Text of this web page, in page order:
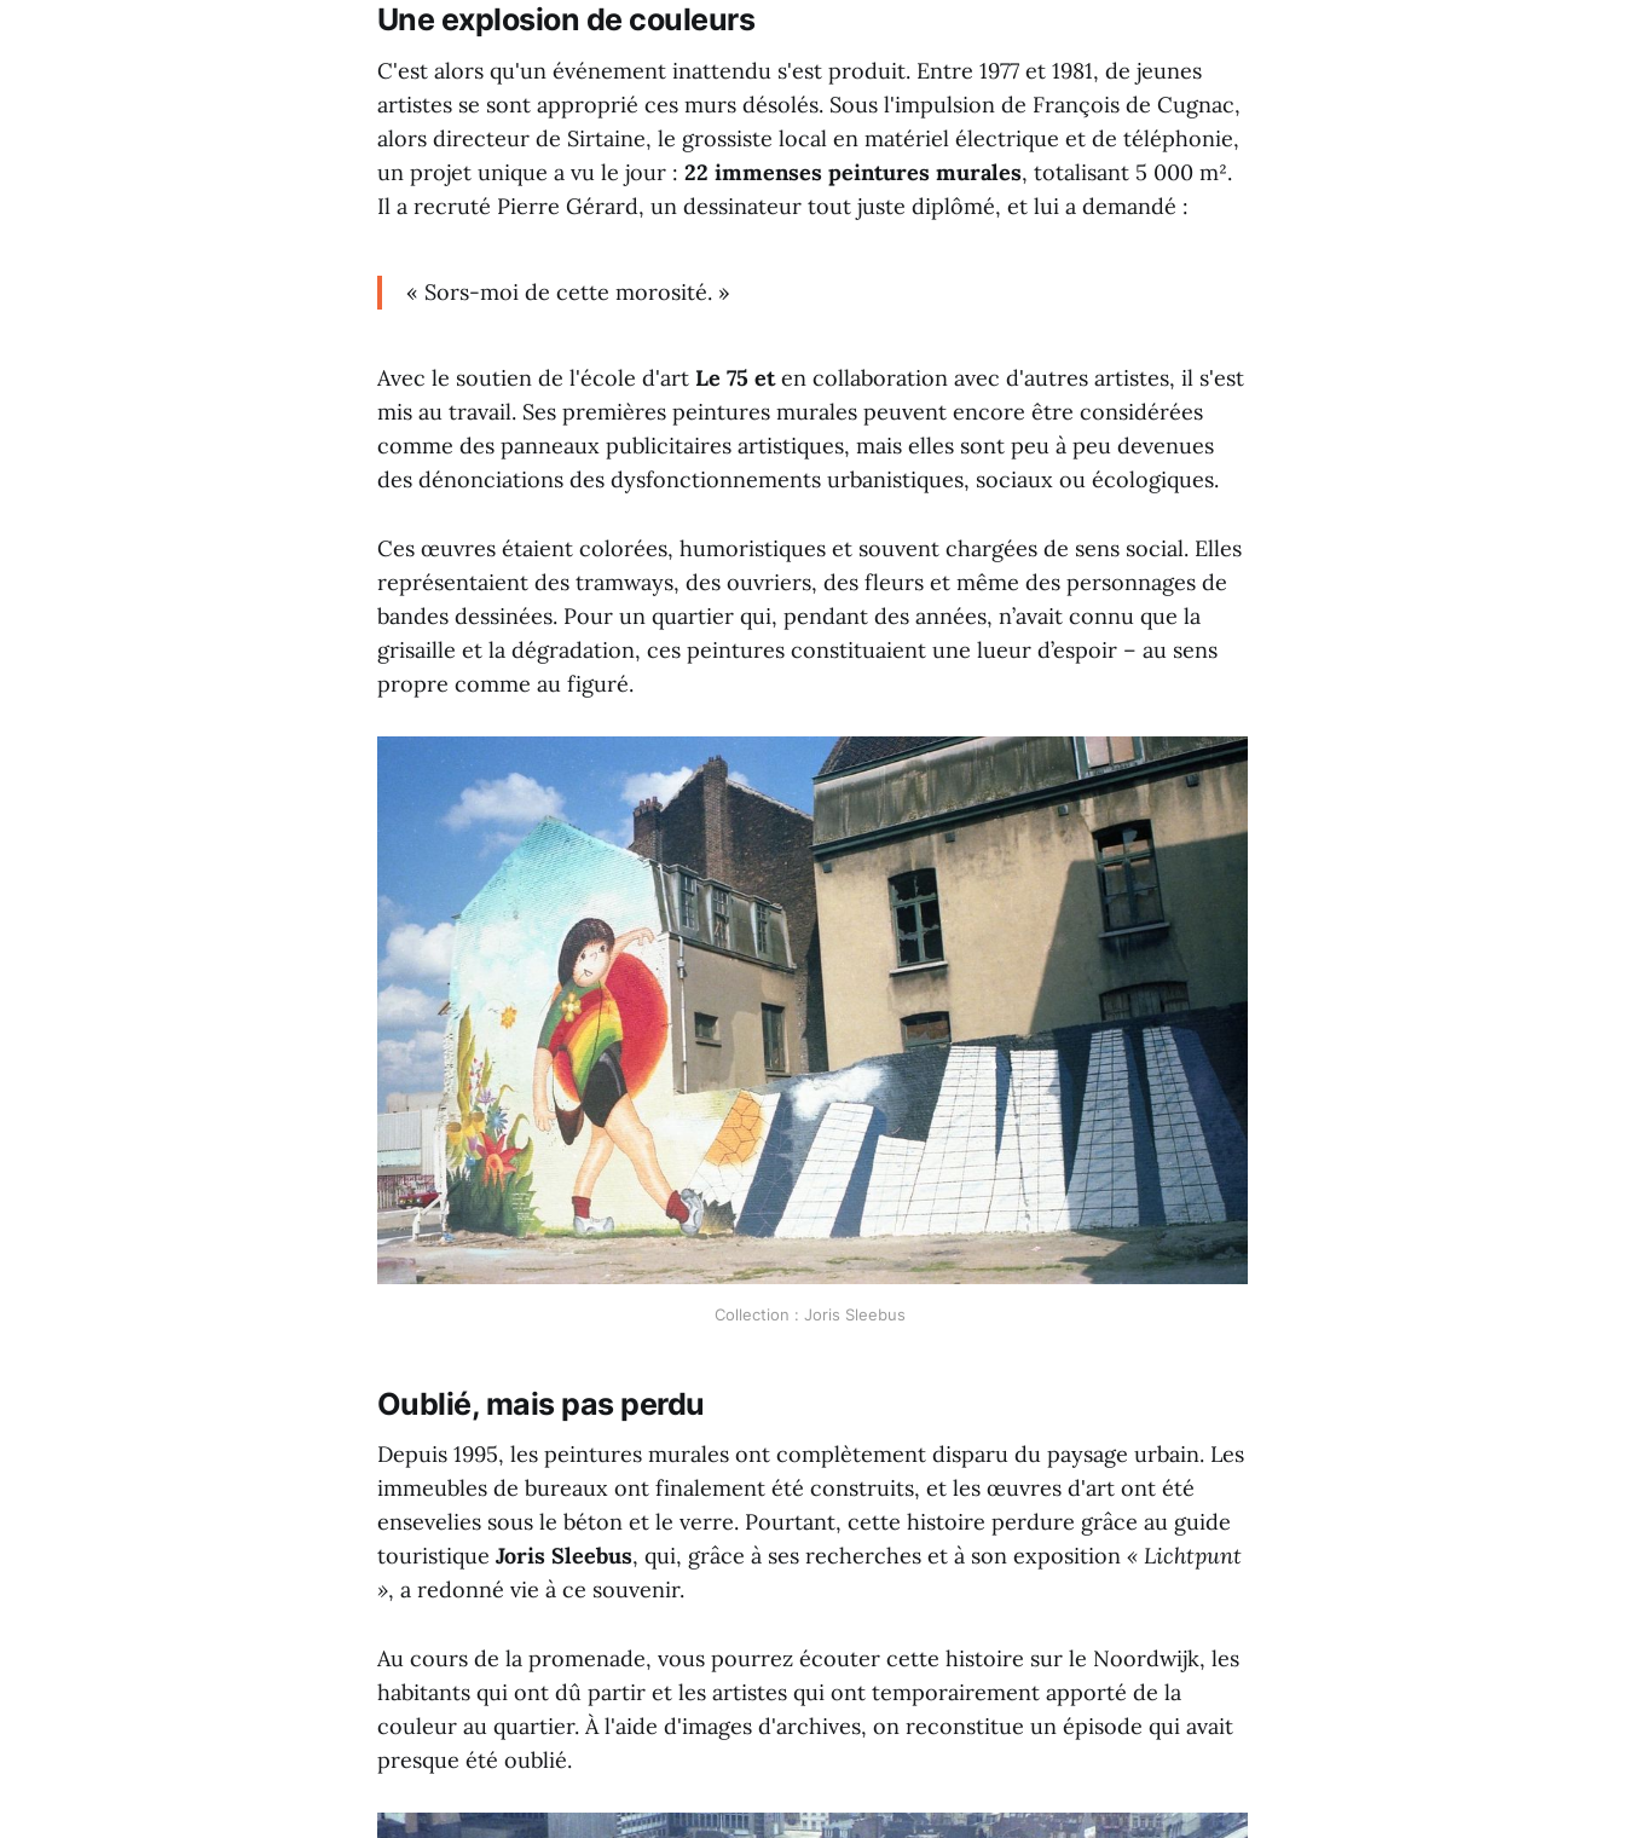
Une explosion de couleurs
C'est alors qu'un événement inattendu s'est produit. Entre 1977 et 1981, de jeunes
artistes se sont approprié ces murs désolés. Sous l'impulsion de François de Cugnac,
alors directeur de Sirtaine, le grossiste local en matériel électrique et de téléphonie,
un projet unique a vu le jour : 22 immenses peintures murales, totalisant 5 000 m².
Il a recruté Pierre Gérard, un dessinateur tout juste diplômé, et lui a demandé :
« Sors-moi de cette morosité. »
Avec le soutien de l'école d'art Le 75 eten collaboration avec d'autres artistes, il s'est
mis au travail. Ses premières peintures murales peuvent encore être considérées
comme des panneaux publicitaires artistiques, mais elles sont peu à peu devenues
des dénonciations des dysfonctionnements urbanistiques, sociaux ou écologiques.
Ces œuvres étaient colorées, humoristiques et souvent chargées de sens social. Elles
représentaient des tramways, des ouvriers, des fleurs et même des personnages de
bandes dessinées. Pour un quartier qui, pendant des années, n’avait connu que la
grisaille et la dégradation, ces peintures constituaient une lueur d’espoir – au sens
propre comme au figuré.
Collection : Joris Sleebus
Oublié, mais pas perdu
Depuis 1995, les peintures murales ont complètement disparu du paysage urbain. Les
immeubles de bureaux ont finalement été construits, et les œuvres d'art ont été
ensevelies sous le béton et le verre. Pourtant, cette histoire perdure grâce au guide
touristique Joris Sleebus, qui, grâce à ses recherches et à son exposition « Lichtpunt
», a redonné vie à ce souvenir.
Au cours de la promenade, vous pourrez écouter cette histoire sur le Noordwijk, les
habitants qui ont dû partir et les artistes qui ont temporairement apporté de la
couleur au quartier. À l'aide d'images d'archives, on reconstitue un épisode qui avait
presque été oublié.